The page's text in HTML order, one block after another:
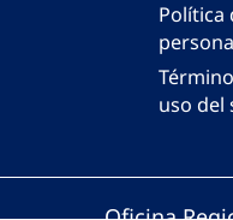
Política
uso del